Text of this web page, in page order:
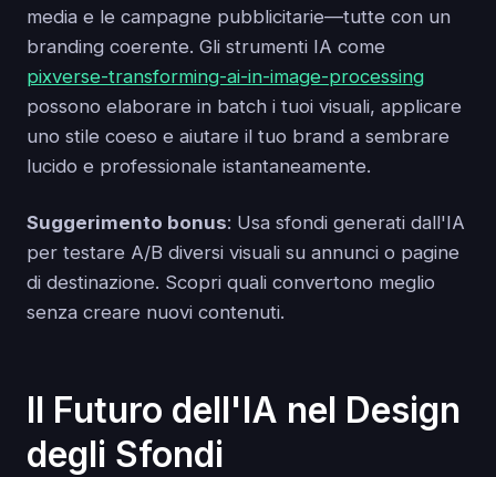
media e le campagne pubblicitarie—tutte con un
branding coerente. Gli strumenti IA come
pixverse-transforming-ai-in-image-processing
possono elaborare in batch i tuoi visuali, applicare
uno stile coeso e aiutare il tuo brand a sembrare
lucido e professionale istantaneamente.
Suggerimento bonus: Usa sfondi generati dall'IA
per testare A/B diversi visuali su annunci o pagine
di destinazione. Scopri quali convertono meglio
senza creare nuovi contenuti.
Il Futuro dell'IA nel Design
degli Sfondi